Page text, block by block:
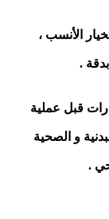
الأنسب ،
.
قبل عملية
و الصحية
.